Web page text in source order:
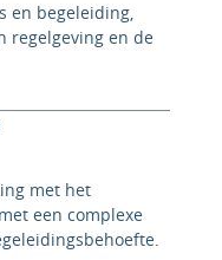
en begeleiding,
regelgeving en de
met het
een complexe